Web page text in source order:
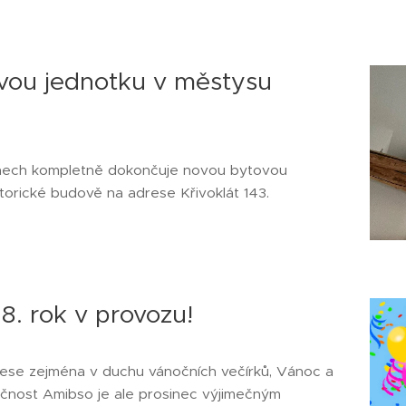
jednotku v městysu
kompletně dokončuje novou bytovou
budově na adrese Křivoklát 143.
rok v provozu!
zejména v duchu vánočních večírků, Vánoc a
Amibso je ale prosinec výjimečným